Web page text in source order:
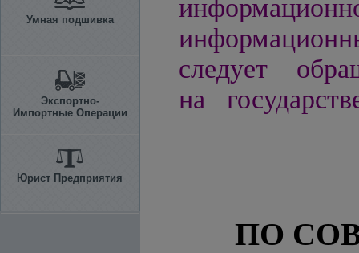
Умная подшивка
Экспортно-
Импортные Операции
Юрист Предприятия
следует
на
ПО